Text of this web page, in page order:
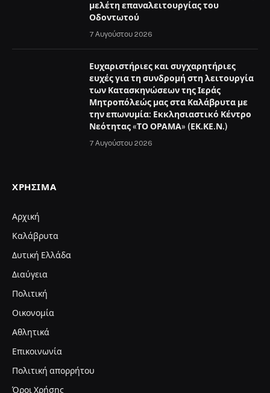
μελέτη επαναλειτουργίας του
Οδοντωτού
7 Αυγούστου 2026
Ευχαριστήριες και συγχαρητήριες
ευχές για τη συνδρομή στη λειτουργία
των Κατασκηνώσεων της Ιεράς
Μητροπόλεώς μας στα Καλάβρυτα με
την επωνυμία: Εκκλησιαστικό Κέντρο
Νεότητας «ΤΟ ΟΡΑΜΑ» (ΕΚ.ΚΕ.Ν.)
7 Αυγούστου 2026
ΧΡΉΣΙΜΑ
Αρχική
Καλάβρυτα
Δυτική Ελλάδα
Διαύγεια
Πολιτική
Οικονομία
Αθλητικά
Επικοινωνία
Πολιτική απορρήτου
Όροι Χρήσης